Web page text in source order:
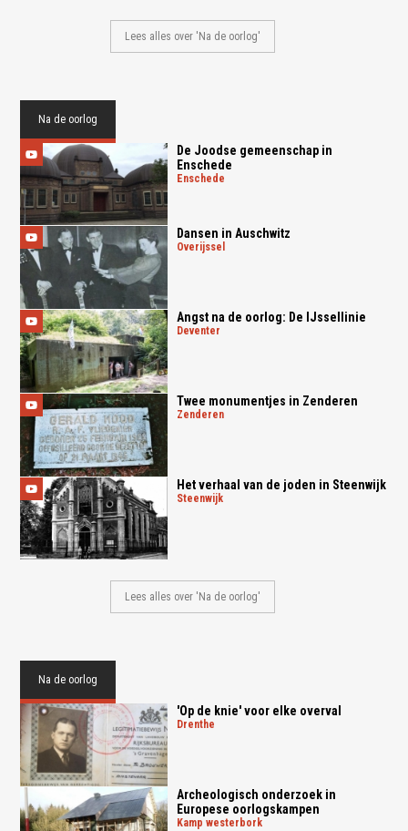
Lees alles over 'Na de oorlog'
Na de oorlog
De Joodse gemeenschap in
Enschede
enschede
Dansen in Auschwitz
overijssel
Angst na de oorlog: De IJssellinie
deventer
Twee monumentjes in Zenderen
zenderen
Het verhaal van de joden in Steenwijk
steenwijk
Lees alles over 'Na de oorlog'
Na de oorlog
'Op de knie' voor elke overval
drenthe
Archeologisch onderzoek in
Europese oorlogskampen
kamp westerbork